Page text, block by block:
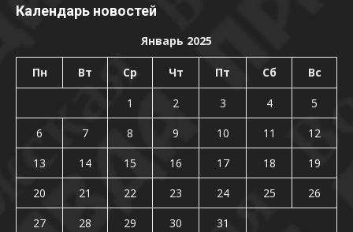
Календарь новостей
Январь 2025
Пн Вт Ср Чт Пт Сб Вс
1 2 3 4
5
6
7 8 9 10 11
12
13
14 15 16 17 18
19
20
21 22 23 24 25
26
27
28 29 30
31